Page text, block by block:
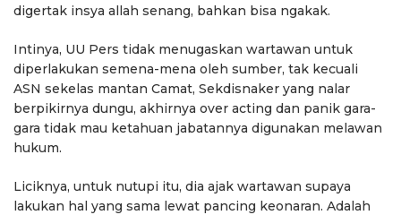
digertak insya allah senang, bahkan bisa ngakak.
Intinya, UU Pers tidak menugaskan wartawan untuk
diperlakukan semena-mena oleh sumber, tak kecuali
ASN sekelas mantan Camat, Sekdisnaker yang nalar
berpikirnya dungu, akhirnya over acting dan panik gara-
gara tidak mau ketahuan jabatannya digunakan melawan
hukum.
Liciknya, untuk nutupi itu, dia ajak wartawan supaya
lakukan hal yang sama lewat pancing keonaran. Adalah